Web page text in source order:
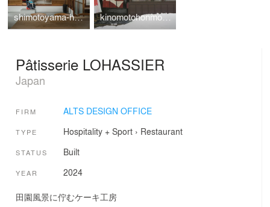
shimotoyama-house-renovation kinomotohonmono-Exhibition
Pâtisserie LOHASSIER
Japan
FIRM ALTS DESIGN OFFICE
TYPE Hospitality + Sport› Restaurant
STATUS Built
YEAR 2024
田園風景に佇むケーキ工房